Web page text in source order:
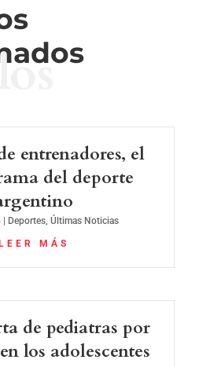
entrenadores, el
del deporte
| Deportes, Últimas Noticias
MÁS
de pediatras por
los adolescentes